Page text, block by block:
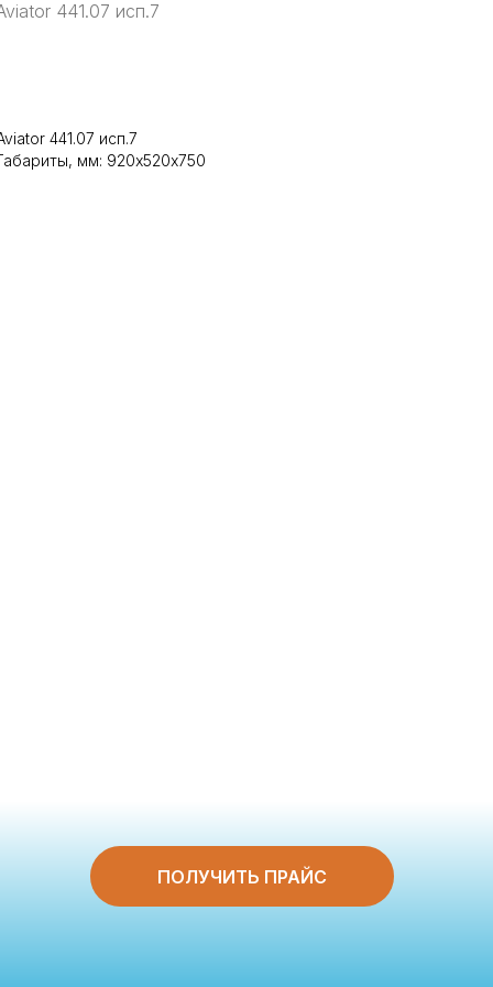
441.07 исп.7
441.07 исп.7
мм: 920х520х750
ПОЛУЧИТЬ ПРАЙС